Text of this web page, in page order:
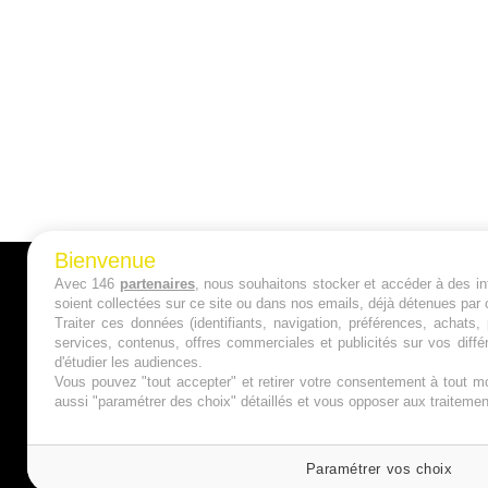
A PROPOS
Qui sommes nous ?
Mentions Légales
Politique de Cookies
Bienvenue
Avec 146 partenaires, nous souhaitons stocker et accéder à des
soient collectées sur ce site ou dans nos emails, déjà détenues
Traiter ces données (identifiants, navigation, préférences,
services, contenus, offres commerciales et publicités sur vos
d'étudier les audiences.
Vous pouvez "tout accepter" et retirer votre consentement à tout
aussi "paramétrer des choix" détaillés et vous opposer aux
Paramétrer vos choix